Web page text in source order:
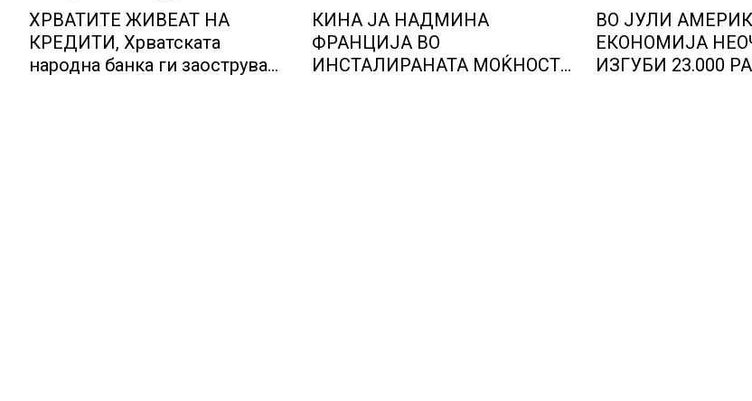
ХРВАТИТЕ ЖИВЕАТ НА
КРЕДИТИ, Хрватската
народна банка ги заострува
КИНА ЈА НАДМИНА
ФРАНЦИЈА ВО
ИНСТАЛИРАНАТА МОЌНОСТ
ВО ЈУЛИ
ЕКОНОМИЈА
ИЗГУБИ 23.000